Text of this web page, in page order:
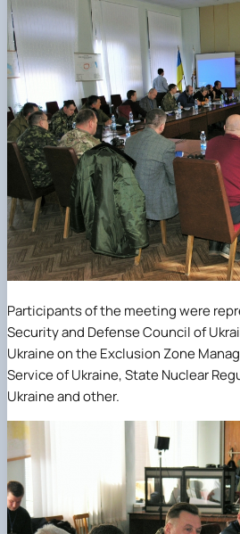
Participants of the meeting were
Security and Defense Council of
Ukraine on the Exclusion Zone
Service of Ukraine, State Nuclear
Ukraine and other.